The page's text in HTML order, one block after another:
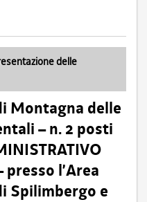
delle
Montagna delle
– n. 2 posti
presso l’Area
Spilimbergo e